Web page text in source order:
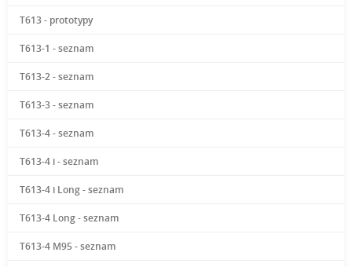
T613 - prototypy
T613-1 - seznam
T613-2 - seznam
T613-3 - seznam
T613-4 - seznam
T613-4 i - seznam
T613-4 i Long - seznam
T613-4 Long - seznam
T613-4 M95 - seznam